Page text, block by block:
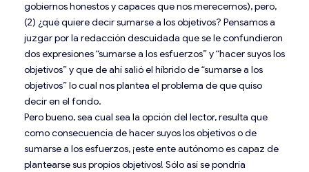
gobiernos honestos y capaces que nos merecemos), pero,
(2) ¿qué quiere decir sumarse a los objetivos? Pensamos a
juzgar por la redacción descuidada que se le confundieron
dos expresiones “sumarse a los esfuerzos” y “hacer suyos los
objetivos” y que de ahí salió el híbrido de “sumarse a los
objetivos” lo cual nos plantea el problema de que quiso
decir en el fondo.
Pero bueno, sea cual sea la opción del lector, resulta que
como consecuencia de hacer suyos los objetivos o de
sumarse a los esfuerzos, ¡este ente autónomo es capaz de
plantearse sus propios objetivos! Sólo así se pondría